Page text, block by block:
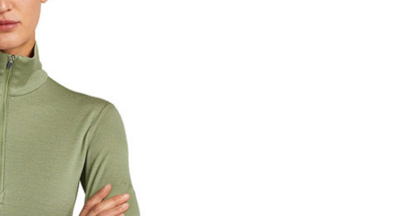
／ATM／網路銀行／等多元方式進行付款，方視為交易完成。
※ 請注意：結帳手續完成當下不需立刻繳費，但若您需要取消訂單，請聯
絡購買商品的店家。未經商家同意取消之訂單仍視為有效，需透過AFTEE
先享後付繳納相關費用。
※ 交易是否成功請以「AFTEE先享後付 」之結帳頁面顯示為準，若有關於
是否繳費成功／繳費後需取消欲退款等相關疑問，請聯繫「AFTEE先享後
付客戶支援中心」
https://netprotections.freshdesk.com/support/home
１．透過由恩沛科技股份有限公司提供之「AFTEE先享後付」服務完成之
交易，需依本服務之必要範圍內提供個人資料，並將交易相關給付款項請
求債權轉讓予恩沛科技股份有限公司。
２．關於個人資料處理事宜，請瀏覽以下網址：
https://aftee.tw/terms/#terms3
萊爾富取貨付款
每筆NT$60，滿NT$1,000(含以上)免運費
付款後萊爾富取貨
每筆NT$60，滿NT$1,000(含以上)免運費
7-11付款取貨
每筆NT$60，滿NT$1,000(含以上)免運費
每筆NT$60，滿NT$1,000(含以上)免運費